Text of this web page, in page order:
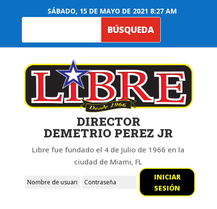
SÁBADO, 15 DE MAYO DE 2021 8:27 AM
DIRECTOR
DEMETRIO PEREZ JR
Libre fue fundado el 4 de Julio de 1966 en la
ciudad de Miami, FL
INICIAR
SESIÓN